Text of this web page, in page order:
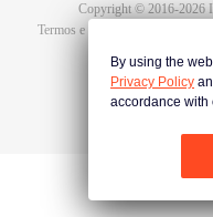
Copyright © 2016-2026
Termos e Condições
By using the
Privacy Policy
accordance with